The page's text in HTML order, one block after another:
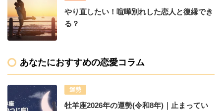
やり直したい！喧嘩別れした恋人と復縁でき
る？
あなたにおすすめの恋愛コラム
運勢
牡羊座2026年の運勢(令和8年)｜止まってい